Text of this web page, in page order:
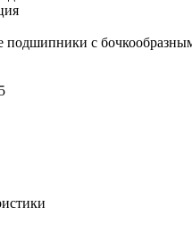
подшипники с